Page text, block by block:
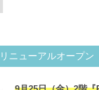
ニューアルオープン